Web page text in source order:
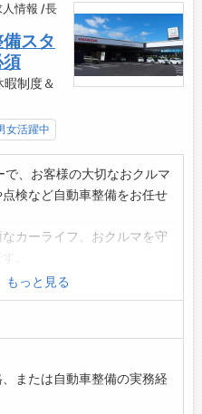
人情報 /長
スタ
制度＆
女活躍中
、お客様の大切なおクルマ
検など自動車整備をお任せ
カーライフ、おクルマを守
動車整備業務全般】
・タイヤ交換など）
検・半年点検など）
軽作業など
じて、お客様への整備内容
もっと見る
または自動車整備の実務経